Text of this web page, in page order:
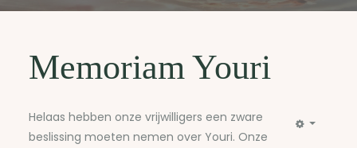
Memoriam Youri
Helaas hebben onze vrijwilligers een zware
beslissing moeten nemen over Youri. Onze